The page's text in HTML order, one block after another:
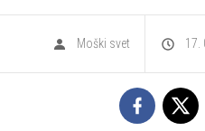
Moški svet 17.